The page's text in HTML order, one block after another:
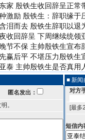
家 殷铁生收回辞呈正常
激励 殷铁生：辞职缘于
泪而去 殷铁生辞职以退
收回辞呈 下周继续统领
节不保 主帅殷铁生宣布
赢后平 不堪压力殷铁生
泰 主帅殷铁生是否真用
匿名发出：
。
■ 新闻
对方
[最多
短信内